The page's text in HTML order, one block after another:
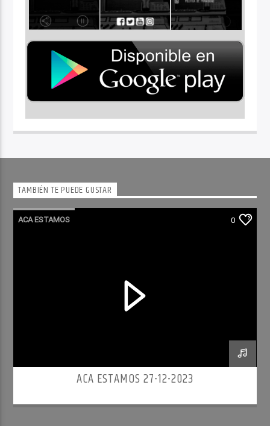
TAMBIÉN TE PUEDE GUSTAR
ACA ESTAMOS 0
ACA ESTAMOS 27-12-2023